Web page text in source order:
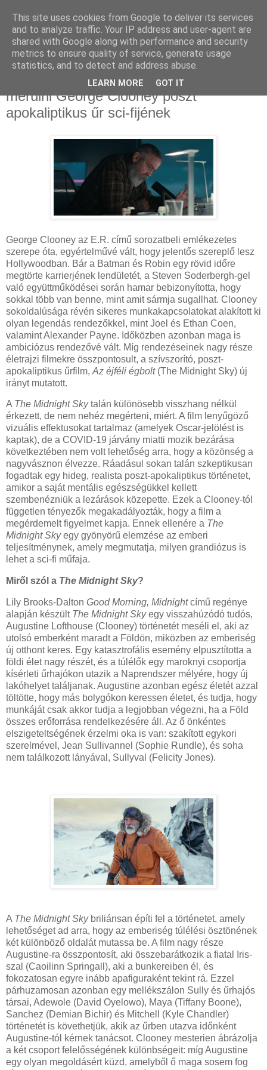
2024. augusztus 26., hétfő
Miért nem szabadott volna feledésbe
merülni George Clooney poszt
apokaliptikus űr sci-fijének
George Clooney az E.R. című sorozatbeli emlékezetes
szerepe óta, egyértelművé vált, hogy jelentős szereplő lesz
Hollywoodban. Bár a Batman és Robin egy rövid időre
megtörte karrierjének lendületét, a Steven Soderbergh-gel
való együttműködései során hamar bebizonyította, hogy
sokkal több van benne, mint amit sármja sugallhat. Clooney
sokoldalúsága révén sikeres munkakapcsolatokat alakított ki
olyan legendás rendezőkkel, mint Joel és Ethan Coen,
valamint Alexander Payne. Időközben azonban maga is
ambiciózus rendezővé vált. Míg rendezéseinek nagy része
életrajzi filmekre összpontosult, a szívszorító, poszt-
apokaliptikus űrfilm, Az éjféli égbolt(The Midnight Sky) új
irányt mutatott.
A The Midnight Skytalán különösebb visszhang nélkül
érkezett, de nem nehéz megérteni, miért. A film lenyűgöző
vizuális effektusokat tartalmaz (amelyek Oscar-jelölést is
kaptak), de a COVID-19 járvány miatti mozik bezárása
következtében nem volt lehetőség arra, hogy a közönség a
nagyvásznon élvezze. Ráadásul sokan talán szkeptikusan
fogadtak egy hideg, realista poszt-apokaliptikus történetet,
amikor a saját mentális egészségükkel kellett
szembenézniük a lezárások közepette. Ezek a Clooney-tól
független tényezők megakadályozták, hogy a film a
megérdemelt figyelmet kapja. Ennek ellenére a The
Midnight Skyegy gyönyörű elemzése az emberi
teljesítménynek, amely megmutatja, milyen grandiózus is
lehet a sci-fi műfaja.
Miről szól a The Midnight Sky?
Lily Brooks-Dalton Good Morning, Midnightcímű regénye
alapján készült The Midnight Skyegy visszahúzódó tudós,
Augustine Lofthouse (Clooney) történetét meséli el, aki az
utolsó emberként maradt a Földön, miközben az emberiség
új otthont keres. Egy katasztrofális esemény elpusztította a
földi élet nagy részét, és a túlélők egy maroknyi csoportja
kísérleti űrhajókon utazik a Naprendszer mélyére, hogy új
lakóhelyet találjanak. Augustine azonban egész életét azzal
töltötte, hogy más bolygókon keressen életet, és tudja, hogy
munkáját csak akkor tudja a legjobban végezni, ha a Föld
összes erőforrása rendelkezésére áll. Az ő önkéntes
elszigeteltségének érzelmi oka is van: szakított egykori
szerelmével, Jean Sullivannel (Sophie Rundle), és soha
nem találkozott lányával, Sullyval (Felicity Jones).
A The Midnight Skybriliánsan építi fel a történetet, amely
lehetőséget ad arra, hogy az emberiség túlélési ösztönének
két különböző oldalát mutassa be. A film nagy része
Augustine-ra összpontosít, aki összebarátkozik a fiatal Iris-
szal (Caoilinn Springall), aki a bunkereiben él, és
fokozatosan egyre inább apafiguraként tekint rá. Ezzel
párhuzamosan azonban egy mellékszálon Sully és űrhajós
társai, Adewole (David Oyelowo), Maya (Tiffany Boone),
Sanchez (Demian Bichir) és Mitchell (Kyle Chandler)
történetét is követhetjük, akik az űrben utazva időnként
Augustine-tól kérnek tanácsot. Clooney mesterien ábrázolja
a két csoport felelősségének különbségeit: míg Augustine
egy olyan megoldásért küzd, amelyből ő maga sosem fog
This site uses cookies from Google to deliver its services
and to analyze traffic. Your IP address and user-agent are
shared with Google along with performance and security
metrics to ensure quality of service, generate usage
statistics, and to detect and address abuse.
LEARN MORE GOT IT